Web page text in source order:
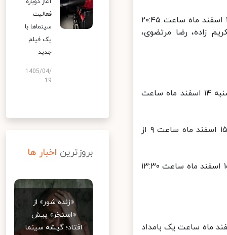
فیلم سینمایی «به دنیا آمدن» به کارگردانی «محسن عبدالوهاب»، جمعه ۱۵ اسفند ماه ساعت ۲۰:۴۵
زاده، رضا مرتضوی،
انیمیشن سینمایی «هوآمولان» به کارگردانی «جینگل ما و وی دانگ»، پنج‌شنبه ۱۴ اسفند ماه ساعت
فیلم سینمایی «نبوغ شگفت انگیز» به کارگردانی «جین پیر ژانت»، جمعه ۱۵ اسفند ماه ساعت ۹ از
فیلم سینمایی جدید «موزه» به کارگردانی «آلونسو رویسپالاسیوس»، جمعه ۱۵ اسفند ماه ساعت ۱۳:۳۰
پرماجرا» به کارگردانی «نیکلاس ری»، پنج شنبه ۱۴ اسفند ماه ساعت یک بامداد
فعالیت
سینماها با
یک فیلم
جدید
1405/04/
19
بروزترین اخبار ها
«زنده شور» از
«استخر» پیش
افتاد؛ گیشه سینما